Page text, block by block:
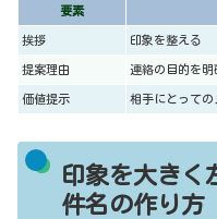
要素
挨拶 印象を整える
提案理由 連絡の目的を明
価値提示 相手にとって
印象を大きく
件名の作り方